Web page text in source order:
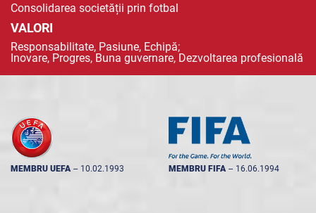
Consolidarea societății prin fotbal
VALORI
Responsabilitate, Pasiune, Echipă;
Inovare, Progres, Buna guvernare, Dezvoltarea profesională
MEMBRU UEFA -- 10.02.1993 MEMBRU FIFA -- 16.06.1994